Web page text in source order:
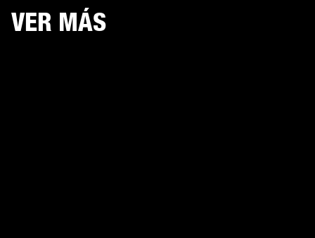
VER MÁS